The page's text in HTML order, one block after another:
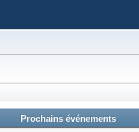
Prochains événements